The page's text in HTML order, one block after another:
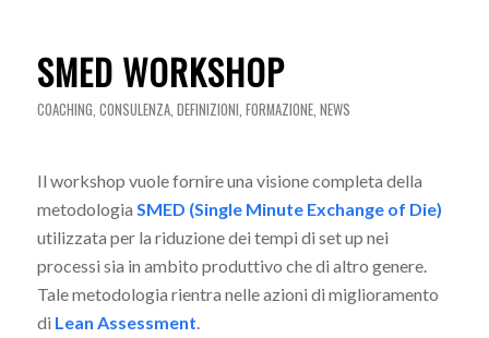
SMED WORKSHOP
COACHING, CONSULENZA, DEFINIZIONI, FORMAZIONE, NEWS
Il workshop vuole fornire una visione completa della
metodologia SMED (Single Minute Exchange of Die)
utilizzata per la riduzione dei tempi di set up nei
processi sia in ambito produttivo che di altro genere.
Tale metodologia rientra nelle azioni di miglioramento
di Lean Assessment.